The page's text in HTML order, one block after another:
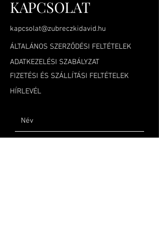
KAPCSOLAT
kapcsolat@zubreczkidavid.hu
ÁLTALÁNOS SZERZŐDÉSI FELTÉTELEK
ADATKEZELÉSI SZABÁLYZAT
FIZETÉSI ÉS SZÁLLÍTÁSI FELTÉTELEK
HÍRLEVÉL